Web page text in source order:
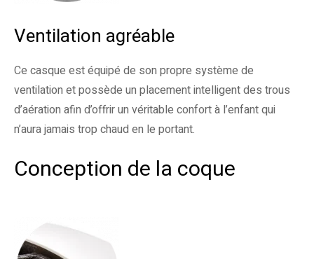
Ventilation agréable
Ce casque est équipé de son propre système de
ventilation et possède un placement intelligent des trous
d’aération afin d’offrir un véritable confort à l’enfant qui
n’aura jamais trop chaud en le portant.
Conception de la coque